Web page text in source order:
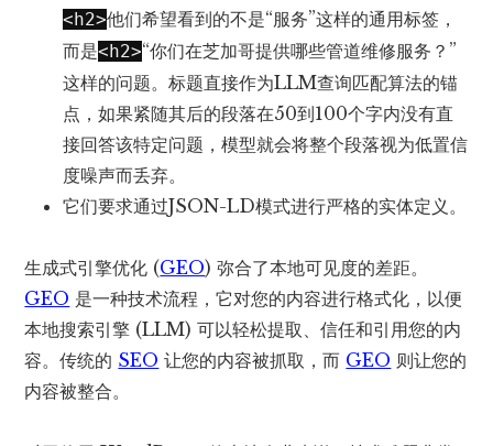
<h2>他们希望看到的不是“服务”这样的通用标签，
而是<h2>“你们在芝加哥提供哪些管道维修服务？”
这样的问题。标题直接作为LLM查询匹配算法的锚
点，如果紧随其后的段落在50到100个字内没有直
接回答该特定问题，模型就会将整个段落视为低置信
度噪声而丢弃。
它们要求通过JSON-LD模式进行严格的实体定义。
生成式引擎优化 (GEO) 弥合了本地可见度的差距。
GEO 是一种技术流程，它对您的内容进行格式化，以便
本地搜索引擎 (LLM) 可以轻松提取、信任和引用您的内
容。传统的 SEO 让您的内容被抓取，而 GEO 则让您的
内容被整合。